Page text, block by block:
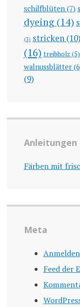
schilfblüten(7)
dyeing(14)
(3) stricken(10)
(16) treibholz (5)
walnussblätter
(9)
Anleitungen
Färben mit
Meta
Anmelden
Feed der